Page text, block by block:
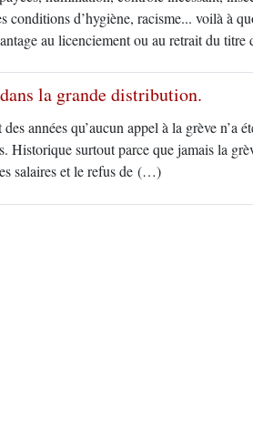
conditions d’hygiène, racisme... voilà à
au licenciement ou au retrait du
la grande distribution.
années qu’aucun appel à la grève n’a
Historique surtout parce que jamais la
salaires et le refus de (…)